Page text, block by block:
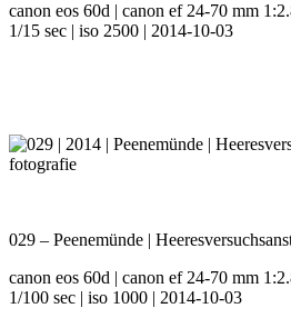
canon eos 60d | canon ef 24-70 mm
1/15 sec | iso 2500 | 2014-10-03
029 – Peenemünde |
canon eos 60d | canon ef 24-70 mm
1/100 sec | iso 1000 | 2014-10-03